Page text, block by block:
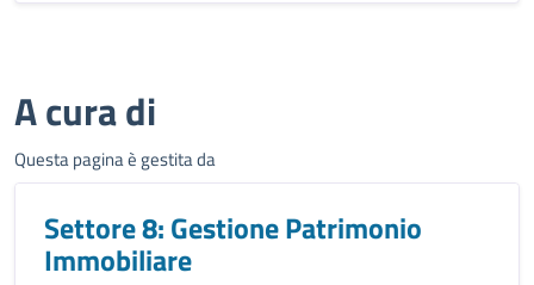
A cura di
Questa pagina è gestita da
Settore 8: Gestione Patrimonio
Immobiliare